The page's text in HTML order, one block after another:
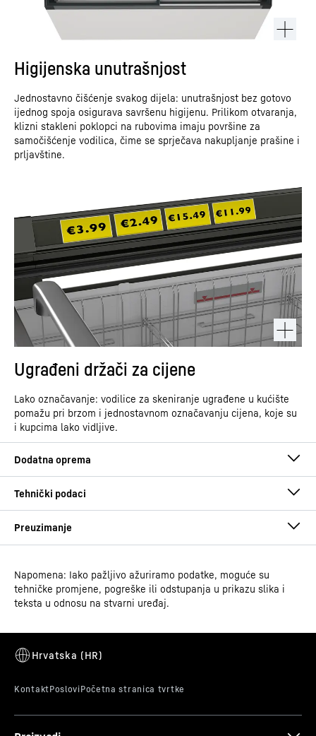
Higijenska unutrašnjost
Jednostavno čišćenje svakog dijela: unutrašnjost bez gotovo
ijednog spoja osigurava savršenu higijenu. Prilikom otvaranja,
klizni stakleni poklopci na rubovima imaju površine za
samočišćenje vodilica, čime se sprječava nakupljanje prašine i
prljavštine.
Ugrađeni držači za cijene
Lako označavanje: vodilice za skeniranje ugrađene u kućište
pomažu pri brzom i jednostavnom označavanju cijena, koje su
i kupcima lako vidljive.
rješenje
Grupa proizvoda
Zamrzivač na vrhu za
supermarkete
GTIN
Prodajni broj artikla 091068551
Upute za upotrebu
Upute za montažu i instalaciju
Napomena: Iako pažljivo ažuriramo podatke, moguće su
tehničke promjene, pogreške ili odstupanja u prikazu slika i
teksta u odnosu na stvarni uređaj.